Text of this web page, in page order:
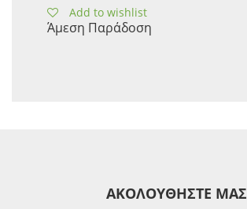
Add to wishlist
Άμεση Παράδοση
ΑΚΟΛΟΥΘΗΣΤΕ ΜΑΣ